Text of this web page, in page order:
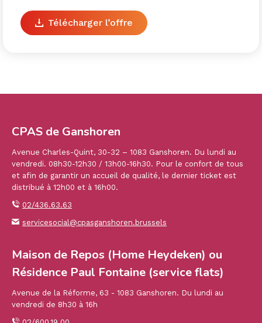
Télécharger l’offre
CPAS de Ganshoren
Avenue Charles-Quint, 30-32 – 1083 Ganshoren. Du lundi au
vendredi. 08h30-12h30 / 13h00-16h30. Pour le confort de tous
et afin de garantir un accueil de qualité, le dernier ticket est
distribué à 12h00 et à 16h00.
02/436.63.63
servicesocial@cpasganshoren.brussels
Maison de Repos (Home Heydeken) ou
Résidence Paul Fontaine (service flats)
Avenue de la Réforme, 63 - 1083 Ganshoren. Du lundi au
vendredi de 8h30 à 16h